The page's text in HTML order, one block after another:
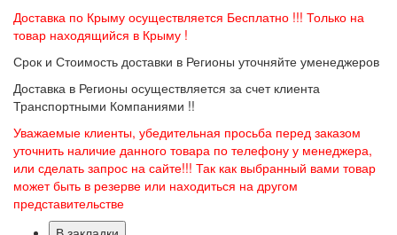
Доставка по Крыму осуществляется Бесплатно !!! Только на
товар находящийся в Крыму !
Срок и Стоимость доставки в Регионы уточняйте уменеджеров
Доставка в Регионы осуществляется за счет клиента
Транспортными Компаниями !!
Уважаемые клиенты, убедительная просьба перед заказом
уточнить наличие данного товара по телефону у менеджера,
или сделать запрос на сайте!!! Так как выбранный вами товар
может быть в резерве или находиться на другом
представительстве